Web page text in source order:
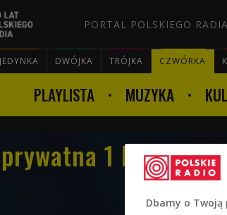
PORTAL POLSKIEGO
JEDYNKA DWÓJKA TRÓJKA CZWÓRKA
PLAYLISTA MUZYKA
1 lipca
Dbamy o